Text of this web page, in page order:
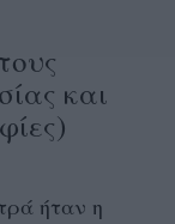
και
ήταν η